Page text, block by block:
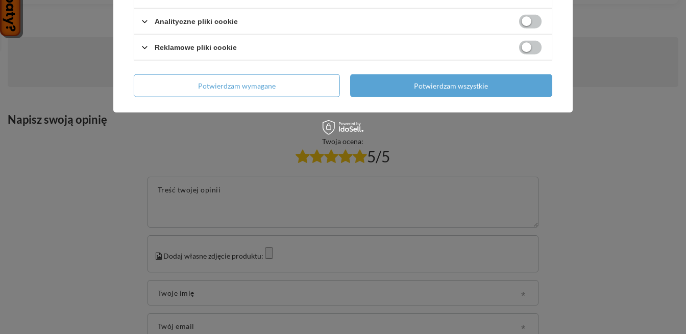
Napisz swoją opinię
Twoja ocena:
5/5
Treść twojej opinii
Dodaj własne zdjęcie produktu:
Twoje imię
Twój email
Analityczne pliki cookie
Reklamowe pliki cookie
Potwierdzam wymagane Potwierdzam wszystkie